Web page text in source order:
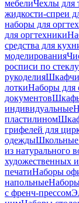
мебелиЧехлы для
жидкости-спреи
наборы для
для оргтехники
средства для
моделирования
росписи по стеклу
рукоделия
лоткиНаборы для
документов
индивидуальные
пластилином
грифелей для
одежды
из натурального
художественных
печатиНаборы
напольные
с френч-прессом